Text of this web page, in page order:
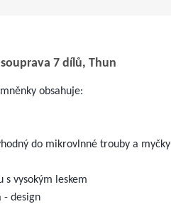
7 dílů, Thun
obsahuje:
do mikrovlnné trouby a myčky
s vysokým leskem
- design